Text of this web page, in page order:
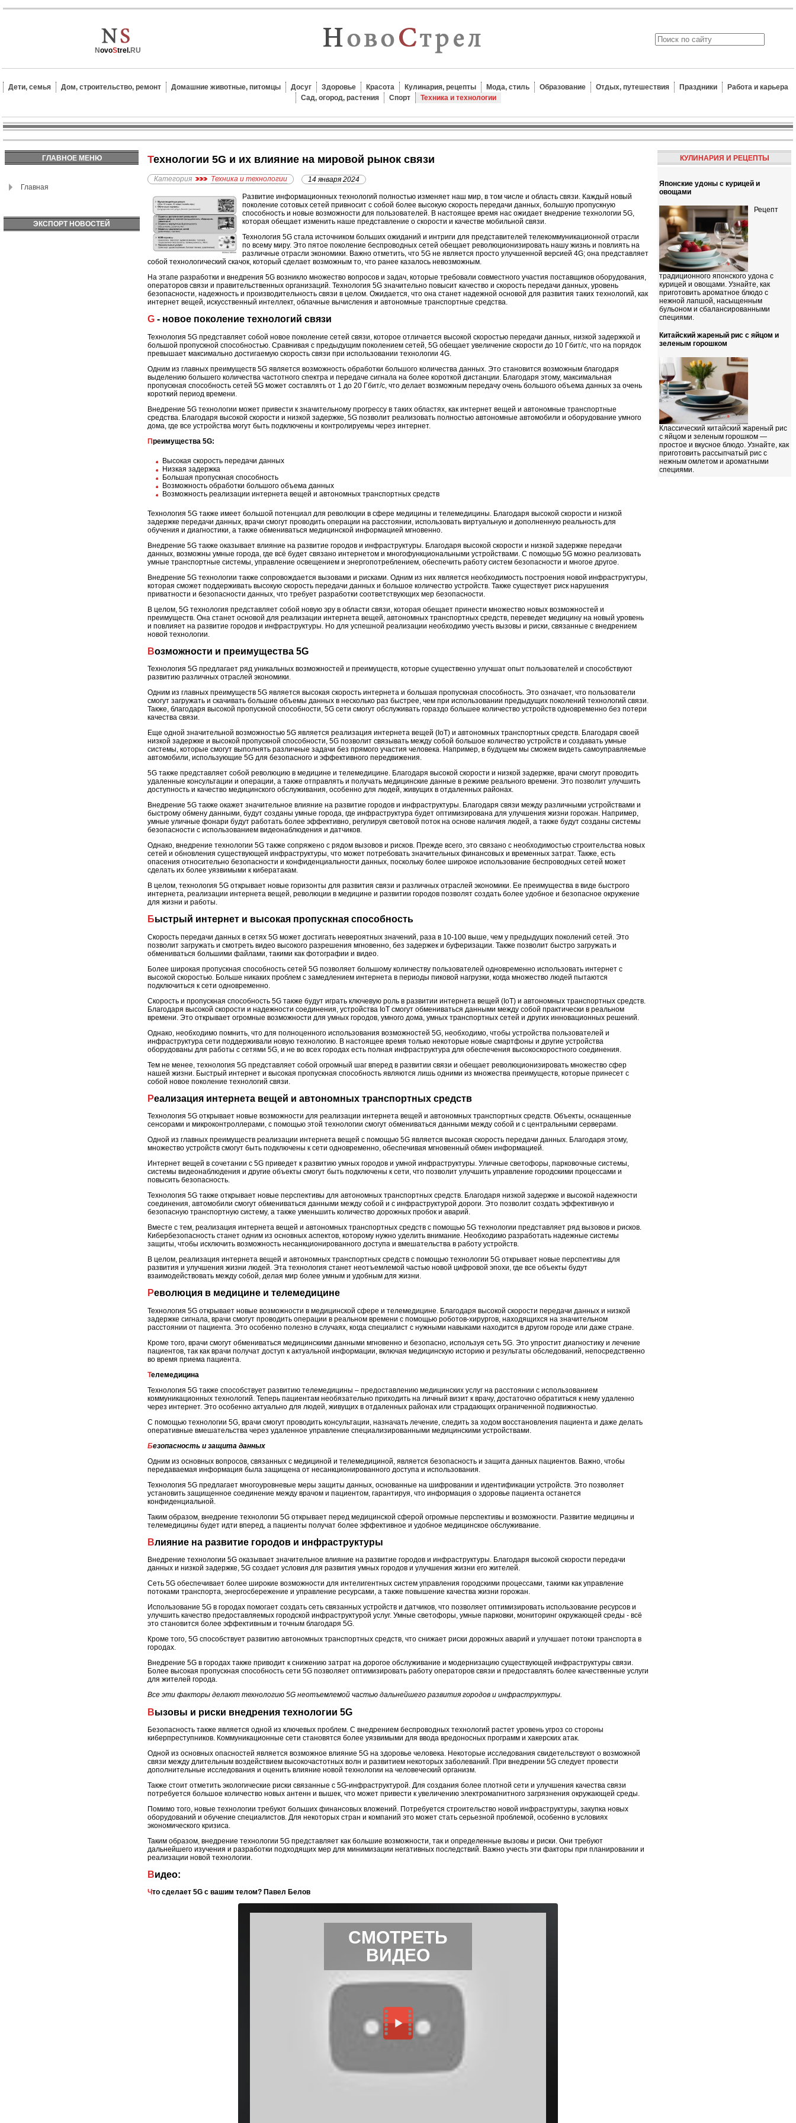
NovoStrel.RU
Дети, семья Дом, строительство, ремонт Домашние животные, питомцы Досуг Здоровье Красота Кулинария, рецепты Мода, стиль Образование Отдых, путешествия Праздники
Работа и карьера
Сад, огород, растения
Спорт Техника и технологии
ГЛАВНОЕ МЕНЮ
Главная
ЭКСПОРТ НОВОСТЕЙ
Технологии 5G и их влияние на мировой рынок связи
Категория Техника и технологии 14 января 2024
Развитие информационных технологий полностью изменяет наш мир, в том числе и область связи. Каждый новый
поколение сотовых сетей привносит с собой более высокую скорость передачи данных, большую пропускную
способность и новые возможности для пользователей. В настоящее время нас ожидает внедрение технологии 5G,
которая обещает изменить наше представление о скорости и качестве мобильной связи.
Технология 5G стала источником больших ожиданий и интриги для представителей телекоммуникационной отрасли
по всему миру. Это пятое поколение беспроводных сетей обещает революционизировать нашу жизнь и повлиять на
различные отрасли экономики. Важно отметить, что 5G не является просто улучшенной версией 4G; она представляет
собой технологический скачок, который сделает возможным то, что ранее казалось невозможным.
На этапе разработки и внедрения 5G возникло множество вопросов и задач, которые требовали совместного участия поставщиков оборудования,
операторов связи и правительственных организаций. Технология 5G значительно повысит качество и скорость передачи данных, уровень
безопасности, надежность и производительность связи в целом. Ожидается, что она станет надежной основой для развития таких технологий, как
интернет вещей, искусственный интеллект, облачные вычисления и автономные транспортные средства.
G - новое поколение технологий связи
Технология 5G представляет собой новое поколение сетей связи, которое отличается высокой скоростью передачи данных, низкой задержкой и
большой пропускной способностью. Сравнивая с предыдущим поколением сетей, 5G обещает увеличение скорости до 10 Гбит/с, что на порядок
превышает максимально достигаемую скорость связи при использовании технологии 4G.
Одним из главных преимуществ 5G является возможность обработки большого количества данных. Это становится возможным благодаря
выделению большего количества частотного спектра и передаче сигнала на более короткой дистанции. Благодаря этому, максимальная
пропускная способность сетей 5G может составлять от 1 до 20 Гбит/с, что делает возможным передачу очень большого объема данных за очень
короткий период времени.
Внедрение 5G технологии может привести к значительному прогрессу в таких областях, как интернет вещей и автономные транспортные
средства. Благодаря высокой скорости и низкой задержке, 5G позволит реализовать полностью автономные автомобили и оборудование умного
дома, где все устройства могут быть подключены и контролируемы через интернет.
Преимущества 5G:
Высокая скорость передачи данных
Низкая задержка
Большая пропускная способность
Возможность обработки большого объема данных
Возможность реализации интернета вещей и автономных транспортных средств
Технология 5G также имеет большой потенциал для революции в сфере медицины и телемедицины. Благодаря высокой скорости и низкой
задержке передачи данных, врачи смогут проводить операции на расстоянии, использовать виртуальную и дополненную реальность для
обучения и диагностики, а также обмениваться медицинской информацией мгновенно.
Внедрение 5G также оказывает влияние на развитие городов и инфраструктуры. Благодаря высокой скорости и низкой задержке передачи
данных, возможны умные города, где всё будет связано интернетом и многофункциональными устройствами. С помощью 5G можно реализовать
умные транспортные системы, управление освещением и энергопотреблением, обеспечить работу систем безопасности и многое другое.
Внедрение 5G технологии также сопровождается вызовами и рисками. Одним из них является необходимость построения новой инфраструктуры,
которая сможет поддерживать высокую скорость передачи данных и большое количество устройств. Также существует риск нарушения
приватности и безопасности данных, что требует разработки соответствующих мер безопасности.
В целом, 5G технология представляет собой новую эру в области связи, которая обещает принести множество новых возможностей и
преимуществ. Она станет основой для реализации интернета вещей, автономных транспортных средств, переведет медицину на новый уровень
и повлияет на развитие городов и инфраструктуры. Но для успешной реализации необходимо учесть вызовы и риски, связанные с внедрением
новой технологии.
Возможности и преимущества 5G
Технология 5G предлагает ряд уникальных возможностей и преимуществ, которые существенно улучшат опыт пользователей и способствуют
развитию различных отраслей экономики.
Одним из главных преимуществ 5G является высокая скорость интернета и большая пропускная способность. Это означает, что пользователи
смогут загружать и скачивать большие объемы данных в несколько раз быстрее, чем при использовании предыдущих поколений технологий связи.
Также, благодаря высокой пропускной способности, 5G сети смогут обслуживать гораздо большее количество устройств одновременно без потери
качества связи.
Еще одной значительной возможностью 5G является реализация интернета вещей (IoT) и автономных транспортных средств. Благодаря своей
низкой задержке и высокой пропускной способности, 5G позволит связывать между собой большое количество устройств и создавать умные
системы, которые смогут выполнять различные задачи без прямого участия человека. Например, в будущем мы сможем видеть самоуправляемые
автомобили, использующие 5G для безопасного и эффективного передвижения.
5G также представляет собой революцию в медицине и телемедицине. Благодаря высокой скорости и низкой задержке, врачи смогут проводить
удаленные консультации и операции, а также отправлять и получать медицинские данные в режиме реального времени. Это позволит улучшить
доступность и качество медицинского обслуживания, особенно для людей, живущих в отдаленных районах.
Внедрение 5G также окажет значительное влияние на развитие городов и инфраструктуры. Благодаря связи между различными устройствами и
быстрому обмену данными, будут созданы умные города, где инфраструктура будет оптимизирована для улучшения жизни горожан. Например,
умные уличные фонари будут работать более эффективно, регулируя световой поток на основе наличия людей, а также будут созданы системы
безопасности с использованием видеонаблюдения и датчиков.
Однако, внедрение технологии 5G также сопряжено с рядом вызовов и рисков. Прежде всего, это связано с необходимостью строительства новых
сетей и обновления существующей инфраструктуры, что может потребовать значительных финансовых и временных затрат. Также, есть
опасения относительно безопасности и конфиденциальности данных, поскольку более широкое использование беспроводных сетей может
сделать их более уязвимыми к кибератакам.
В целом, технология 5G открывает новые горизонты для развития связи и различных отраслей экономики. Ее преимущества в виде быстрого
интернета, реализации интернета вещей, революции в медицине и развитии городов позволят создать более удобное и безопасное окружение
для жизни и работы.
Быстрый интернет и высокая пропускная способность
Скорость передачи данных в сетях 5G может достигать невероятных значений, раза в 10-100 выше, чем у предыдущих поколений сетей. Это
позволит загружать и смотреть видео высокого разрешения мгновенно, без задержек и буферизации. Также позволит быстро загружать и
обмениваться большими файлами, такими как фотографии и видео.
Более широкая пропускная способность сетей 5G позволяет большому количеству пользователей одновременно использовать интернет с
высокой скоростью. Больше никаких проблем с замедлением интернета в периоды пиковой нагрузки, когда множество людей пытаются
подключиться к сети одновременно.
Скорость и пропускная способность 5G также будут играть ключевую роль в развитии интернета вещей (IoT) и автономных транспортных средств.
Благодаря высокой скорости и надежности соединения, устройства IoT смогут обмениваться данными между собой практически в реальном
времени. Это открывает огромные возможности для умных городов, умного дома, умных транспортных сетей и других инновационных решений.
Однако, необходимо помнить, что для полноценного использования возможностей 5G, необходимо, чтобы устройства пользователей и
инфраструктура сети поддерживали новую технологию. В настоящее время только некоторые новые смартфоны и другие устройства
оборудованы для работы с сетями 5G, и не во всех городах есть полная инфраструктура для обеспечения высокоскоростного соединения.
Тем не менее, технология 5G представляет собой огромный шаг вперед в развитии связи и обещает революционизировать множество сфер
нашей жизни. Быстрый интернет и высокая пропускная способность являются лишь одними из множества преимуществ, которые принесет с
собой новое поколение технологий связи.
Реализация интернета вещей и автономных транспортных средств
Технология 5G открывает новые возможности для реализации интернета вещей и автономных транспортных средств. Объекты, оснащенные
сенсорами и микроконтроллерами, с помощью этой технологии смогут обмениваться данными между собой и с центральными серверами.
Одной из главных преимуществ реализации интернета вещей с помощью 5G является высокая скорость передачи данных. Благодаря этому,
множество устройств смогут быть подключены к сети одновременно, обеспечивая мгновенный обмен информацией.
Интернет вещей в сочетании с 5G приведет к развитию умных городов и умной инфраструктуры. Уличные светофоры, парковочные системы,
системы видеонаблюдения и другие объекты смогут быть подключены к сети, что позволит улучшить управление городскими процессами и
повысить безопасность.
Технология 5G также открывает новые перспективы для автономных транспортных средств. Благодаря низкой задержке и высокой надежности
соединения, автомобили смогут обмениваться данными между собой и с инфраструктурой дороги. Это позволит создать эффективную и
безопасную транспортную систему, а также уменьшить количество дорожных пробок и аварий.
Вместе с тем, реализация интернета вещей и автономных транспортных средств с помощью 5G технологии представляет ряд вызовов и рисков.
Кибербезопасность станет одним из основных аспектов, которому нужно уделить внимание. Необходимо разработать надежные системы
защиты, чтобы исключить возможность несанкционированного доступа и вмешательства в работу устройств.
В целом, реализация интернета вещей и автономных транспортных средств с помощью технологии 5G открывает новые перспективы для
развития и улучшения жизни людей. Эта технология станет неотъемлемой частью новой цифровой эпохи, где все объекты будут
взаимодействовать между собой, делая мир более умным и удобным для жизни.
Революция в медицине и телемедицине
Технология 5G открывает новые возможности в медицинской сфере и телемедицине. Благодаря высокой скорости передачи данных и низкой
задержке сигнала, врачи смогут проводить операции в реальном времени с помощью роботов-хирургов, находящихся на значительном
расстоянии от пациента. Это особенно полезно в случаях, когда специалист с нужными навыками находится в другом городе или даже стране.
Кроме того, врачи смогут обмениваться медицинскими данными мгновенно и безопасно, используя сеть 5G. Это упростит диагностику и лечение
пациентов, так как врачи получат доступ к актуальной информации, включая медицинскую историю и результаты обследований, непосредственно
во время приема пациента.
Телемедицина
Технология 5G также способствует развитию телемедицины – предоставлению медицинских услуг на расстоянии с использованием
коммуникационных технологий. Теперь пациентам необязательно приходить на личный визит к врачу, достаточно обратиться к нему удаленно
через интернет. Это особенно актуально для людей, живущих в отдаленных районах или страдающих ограниченной подвижностью.
С помощью технологии 5G, врачи смогут проводить консультации, назначать лечение, следить за ходом восстановления пациента и даже делать
оперативные вмешательства через удаленное управление специализированными медицинскими устройствами.
Безопасность и защита данных
Одним из основных вопросов, связанных с медициной и телемедициной, является безопасность и защита данных пациентов. Важно, чтобы
передаваемая информация была защищена от несанкционированного доступа и использования.
Технология 5G предлагает многоуровневые меры защиты данных, основанные на шифровании и идентификации устройств. Это позволяет
установить защищенное соединение между врачом и пациентом, гарантируя, что информация о здоровье пациента останется
конфиденциальной.
Таким образом, внедрение технологии 5G открывает перед медицинской сферой огромные перспективы и возможности. Развитие медицины и
телемедицины будет идти вперед, а пациенты получат более эффективное и удобное медицинское обслуживание.
Влияние на развитие городов и инфраструктуры
Внедрение технологии 5G оказывает значительное влияние на развитие городов и инфраструктуры. Благодаря высокой скорости передачи
данных и низкой задержке, 5G создает условия для развития умных городов и улучшения жизни его жителей.
Сеть 5G обеспечивает более широкие возможности для интелигентных систем управления городскими процессами, такими как управление
потоками транспорта, энергосбережение и управление ресурсами, а также повышение качества жизни горожан.
Использование 5G в городах помогает создать сеть связанных устройств и датчиков, что позволяет оптимизировать использование ресурсов и
улучшить качество предоставляемых городской инфраструктурой услуг. Умные светофоры, умные парковки, мониторинг окружающей среды - всё
это становится более эффективным и точным благодаря 5G.
Кроме того, 5G способствует развитию автономных транспортных средств, что снижает риски дорожных аварий и улучшает потоки транспорта в
городах.
Внедрение 5G в городах также приводит к снижению затрат на дорогое обслуживание и модернизацию существующей инфраструктуры связи.
Более высокая пропускная способность сети 5G позволяет оптимизировать работу операторов связи и предоставлять более качественные услуги
для жителей города.
Все эти факторы делают технологию 5G неотъемлемой частью дальнейшего развития городов и инфраструктуры.
Вызовы и риски внедрения технологии 5G
Безопасность также является одной из ключевых проблем. С внедрением беспроводных технологий растет уровень угроз со стороны
киберпреступников. Коммуникационные сети становятся более уязвимыми для ввода вредоносных программ и хакерских атак.
Одной из основных опасностей является возможное влияние 5G на здоровье человека. Некоторые исследования свидетельствуют о возможной
связи между длительным воздействием высокочастотных волн и развитием некоторых заболеваний. При внедрении 5G следует провести
дополнительные исследования и оценить влияние новой технологии на человеческий организм.
Также стоит отметить экологические риски связанные с 5G-инфраструктурой. Для создания более плотной сети и улучшения качества связи
потребуется большое количество новых антенн и вышек, что может привести к увеличению электромагнитного загрязнения окружающей среды.
Помимо того, новые технологии требуют больших финансовых вложений. Потребуется строительство новой инфраструктуры, закупка новых
оборудований и обучение специалистов. Для некоторых стран и компаний это может стать серьезной проблемой, особенно в условиях
экономического кризиса.
Таким образом, внедрение технологии 5G представляет как большие возможности, так и определенные вызовы и риски. Они требуют
дальнейшего изучения и разработки подходящих мер для минимизации негативных последствий. Важно учесть эти факторы при планировании и
реализации новой технологии.
Видео:
Что сделает 5G с вашим телом? Павел Белов
СМОТРЕТЬ
ВИДЕО
КУЛИНАРИЯ И РЕЦЕПТЫ
Японские удоны с курицей и
овощами
Рецепт
традиционного японского удона с
курицей и овощами. Узнайте, как
приготовить ароматное блюдо с
нежной лапшой, насыщенным
бульоном и сбалансированными
специями.
Китайский жареный рис с яйцом и
зеленым горошком
Классический китайский жареный рис
с яйцом и зеленым горошком —
простое и вкусное блюдо. Узнайте, как
приготовить рассыпчатый рис с
нежным омлетом и ароматными
специями.